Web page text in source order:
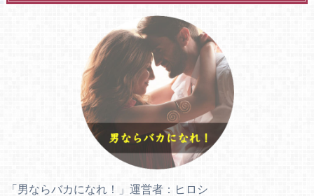
「男ならバカになれ！」運営者：ヒロシ